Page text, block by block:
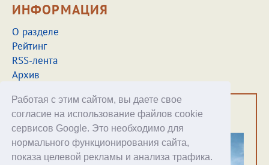
Работая с этим сайтом, вы даете свое
согласие на использование файлов cookie
сервисов Google. Это необходимо для
нормального функционирования сайта,
показа целевой рекламы и анализа трафика.
ИНФОРМАЦИЯ
О разделе
Рейтинг
RSS-лента
Архив
ЧТО ЕЩЁ ПОЧИТАТЬ